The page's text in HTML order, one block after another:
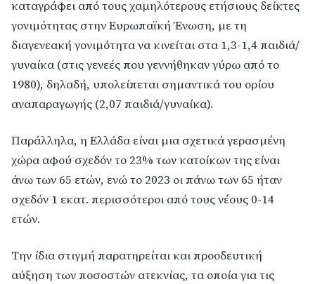
καταγράφει από τους χαμηλότερους ετήσιους δείκτες
γονιμότητας στην Ευρωπαϊκή Ένωση, με τη
διαγενεακή γονιμότητα να κινείται στα 1,3-1,4 παιδιά/
γυναίκα (στις γενεές που γεννήθηκαν γύρω από το
1980), δηλαδή, υπολείπεται σημαντικά του ορίου
αναπαραγωγής (2,07 παιδιά/γυναίκα).
Παράλληλα, η Ελλάδα είναι μια σχετικά γερασμένη
χώρα αφού σχεδόν το 23% των κατοίκων της είναι
άνω των 65 ετών, ενώ το 2023 οι πάνω των 65 ήταν
σχεδόν 1 εκατ. περισσότεροι από τους νέους 0-14
ετών.
Την ίδια στιγμή παρατηρείται και προοδευτική
αύξηση των ποσοστών ατεκνίας, τα οποία για τις